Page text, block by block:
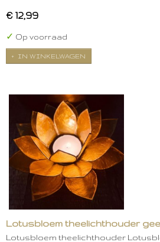
€ 12,99
✓ Op voorraad
IN WINKELWAGEN
Lotusbloem theelichthouder
Lotusbloem theelichthouder